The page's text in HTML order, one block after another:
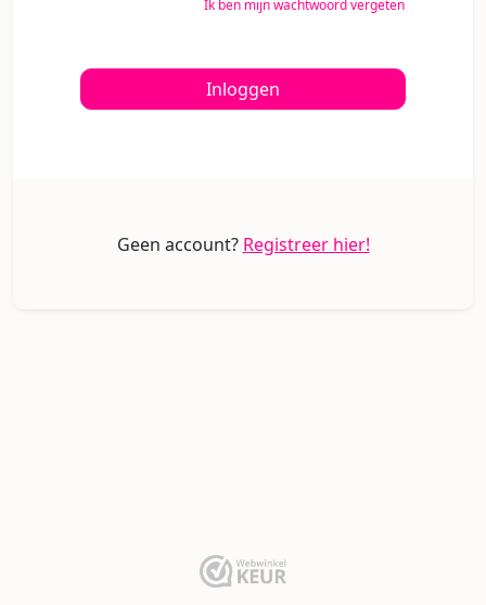
Ik ben mijn wachtwoord vergeten
Inloggen
Geen account? Registreer hier!